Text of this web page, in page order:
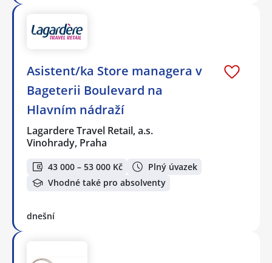
Asistent/ka Store managera v
Bageterii Boulevard na
Hlavním nádraží
Lagardere Travel Retail, a.s.
Vinohrady, Praha
43 000 – 53 000 Kč
Plný úvazek
Vhodné také pro absolventy
dnešní